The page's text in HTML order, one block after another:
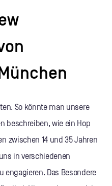
So könnte man unsere
beschreiben, wie ein Hop
zwischen 14 und 35 Jahren
in verschiedenen
engagieren. Das Besondere